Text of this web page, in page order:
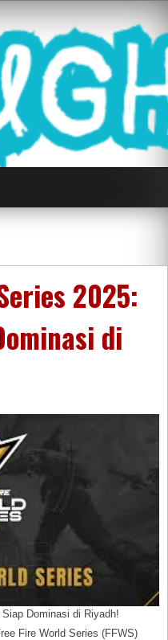
2025:
di
Dominasi di Riyadh!
Fire World Series (FFWS)